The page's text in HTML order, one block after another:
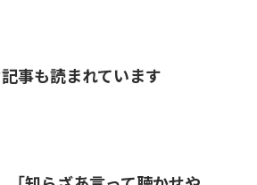
事も読まれています